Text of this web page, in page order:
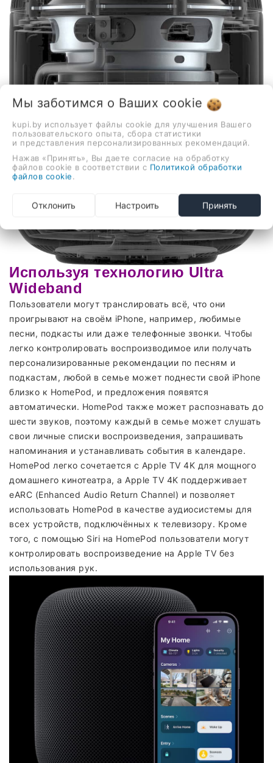
Используя технологию Ultra
Wideband
Пользователи могут транслировать всё, что они
проигрывают на своём iPhone, например, любимые
песни, подкасты или даже телефонные звонки. Чтобы
легко контролировать воспроизводимое или получать
персонализированные рекомендации по песням и
подкастам, любой в семье может поднести свой iPhone
близко к HomePod, и предложения появятся
автоматически. HomePod также может распознавать до
шести звуков, поэтому каждый в семье может слушать
свои личные списки воспроизведения, запрашивать
напоминания и устанавливать события в календаре.
HomePod легко сочетается с Apple TV 4K для мощного
домашнего кинотеатра, а Apple TV 4K поддерживает
eARC (Enhanced Audio Return Channel) и позволяет
использовать HomePod в качестве аудиосистемы для
всех устройств, подключённых к телевизору. Кроме
того, с помощью Siri на HomePod пользователи могут
контролировать воспроизведение на Apple TV без
использования рук.
Мы заботимся о Ваших cookie
kupi.by использует файлы cookie для улучшения Вашего
пользовательского опыта, сбора статистики
и представления персонализированных рекомендаций.
Нажав «Принять», Вы даете согласие на обработку
файлов cookie в соответствии с Политикой обработки
файлов cookie.
Отклонить Настроить Принять